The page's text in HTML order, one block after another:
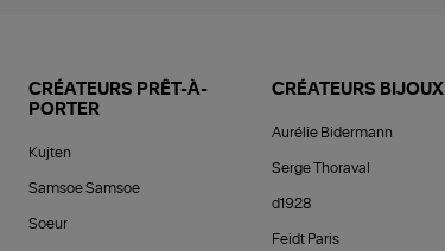
CRÉATEURS PRÊT-À-
PORTER
Kujten
Samsoe Samsoe
Soeur
CRÉATEURS BIJOUX
Aurélie Bidermann
Serge Thoraval
d1928
Feidt Paris